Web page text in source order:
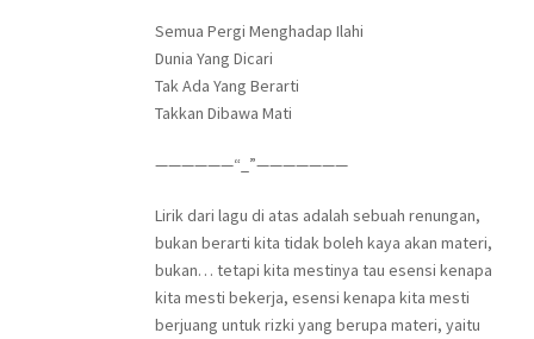
Semua Pergi Menghadap Ilahi
Dunia Yang Dicari
Tak Ada Yang Berarti
Takkan Dibawa Mati
——————“_”———————
Lirik dari lagu di atas adalah sebuah renungan,
bukan berarti kita tidak boleh kaya akan materi,
bukan… tetapi kita mestinya tau esensi kenapa
kita mesti bekerja, esensi kenapa kita mesti
berjuang untuk rizki yang berupa materi, yaitu